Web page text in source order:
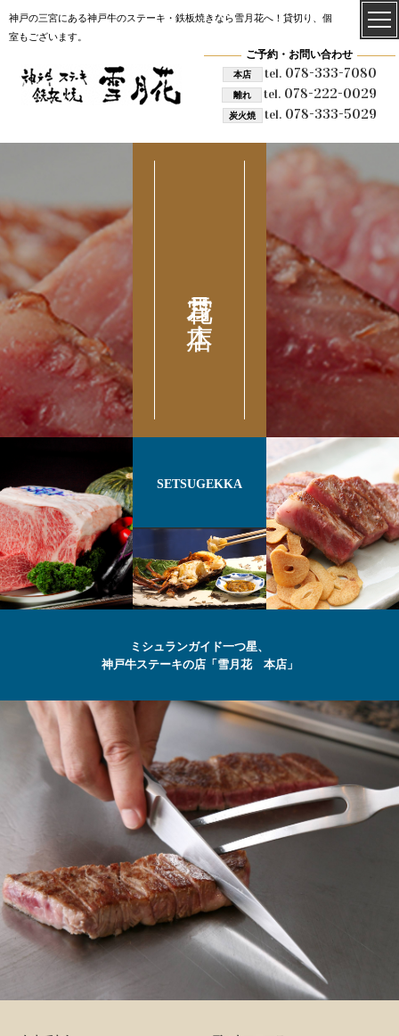
神戸の三宮にある神戸牛のステーキ・鉄板焼きなら雪月花へ！貸切り、個
室もございます。
ご予約・お問い合わせ
本店 tel.078-333-7080
離れ tel. 078-222-0029
炭火焼 tel.078-333-5029
雪月花 本店
SETSUGEKKA
ミシュランガイド一つ星、
神戸牛ステーキの店「雪月花 本店」
最高級の
神戸牛
ステーキ